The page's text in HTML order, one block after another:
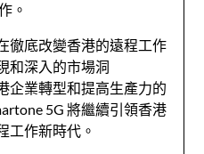
。
徹底改變香港的遠程工作
和深入的市場洞
企業轉型和提高生產力的
5G 將繼續引領香港
工作新時代。